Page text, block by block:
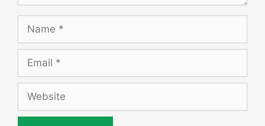
Name
Email
Website